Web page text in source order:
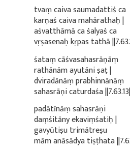
tvaṃ caiva saumadattiś ca
karṇaś caiva mahārathaḥ |
aśvatthāmā ca śalyaś ca
vṛṣasenaḥ kṛpas tathā
śataṃ cāśvasahasrāṇāṃ
rathānām ayutāni ṣaṭ |
dviradānāṃ prabhinnānāṃ
sahasrāṇi caturdaśa
padātīnāṃ sahasrāṇi
daṃśitāny ekaviṃśatiḥ |
gavyūtiṣu trimātreṣu
mām anāsādya tiṣṭhata